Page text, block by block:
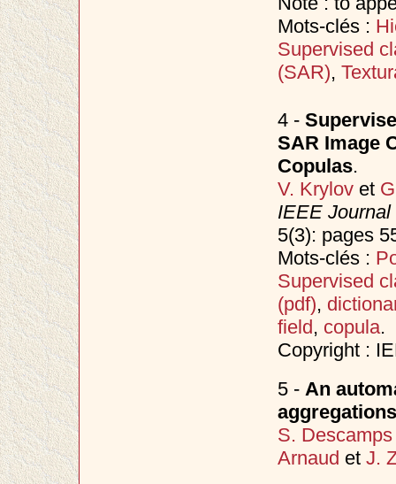
Mots-clés :
Supervised
(SAR),
4 -
SAR Image
Copulas.
V. Krylovet
IEEE
5(3): pages
Mots-clés :
Supervised
(pdf),
field, copula.
Copyright :
5 - An
S. Descamps
Arnaud et J.